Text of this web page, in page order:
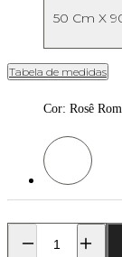
50 Cm X
Tabela de medidas
Cor: Rosê
Cor: Rosê